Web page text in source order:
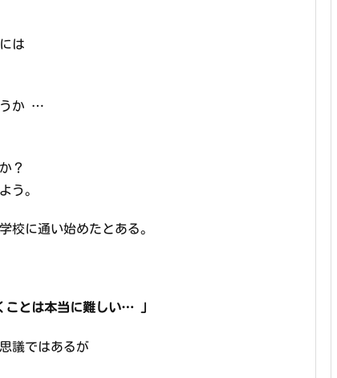
は
うか …
？
う。
校に通い始めたとある。
ことは本当に難しい… 」
議ではあるが